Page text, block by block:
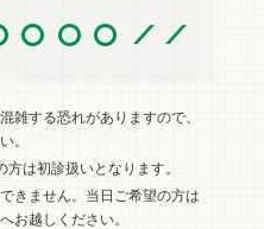
雑する恐れがありますので、
。
は初診扱いとなります。
きません。当日ご希望の方は
お越しください。